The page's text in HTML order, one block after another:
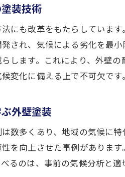
奈良県の冬
奈良県特有の気
地域特有の
季節ごとの
外壁塗装で
長年の経験
外壁塗装で家の
装技術
にも改革をもたらしていま
され、気候による劣化を最
します。これにより、外壁
変化に備える上で不可欠です。
外壁塗装
数多くあり、地域の気候に
を向上させた事例がありま
るのは、事前の気候分析と